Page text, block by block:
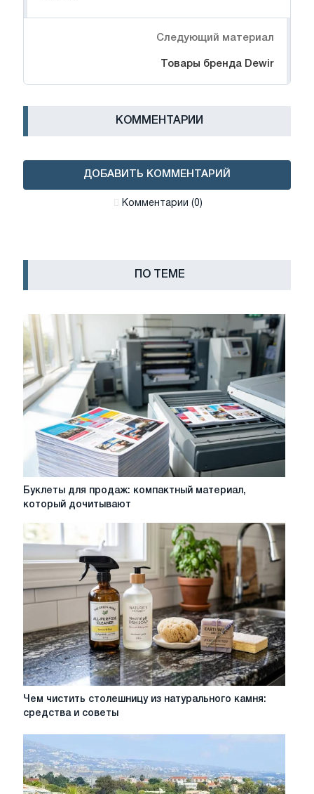
Следующий материал
Товары бренда Dewir
КОММЕНТАРИИ
ДОБАВИТЬ КОММЕНТАРИЙ
Комментарии (0)
ПО ТЕМЕ
Буклеты
компактный
материал,
который
дочитывают
Буклеты для продаж: компактный материал,
который дочитывают
Чем
из
натурального
камня:
средства
Чем чистить столешницу из натурального камня:
средства и советы